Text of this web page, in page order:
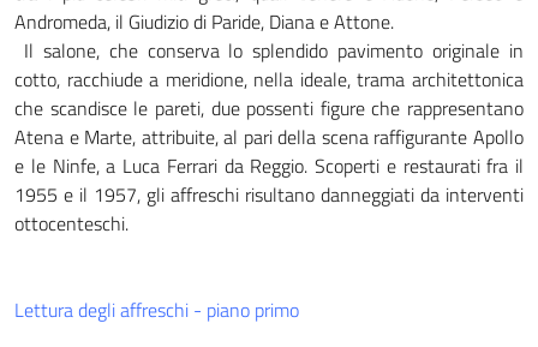
Andromeda, il Giudizio di Paride, Diana e Attone.
Il salone, che conserva lo splendido pavimento originale in
cotto, racchiude a meridione, nella ideale, trama architettonica
che scandisce le pareti, due possenti figure che rappresentano
Atena e Marte, attribuite, al pari della scena raffigurante Apollo
e le Ninfe, a Luca Ferrari da Reggio. Scoperti e restaurati fra il
1955 e il 1957, gli affreschi risultano danneggiati da interventi
ottocenteschi.
Lettura degli affreschi - piano primo